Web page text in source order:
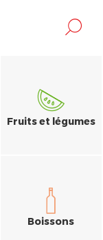
Fruits et légumes
Boissons